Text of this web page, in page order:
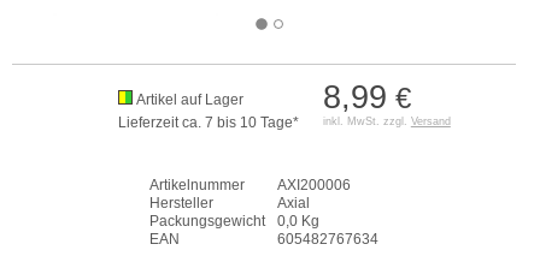
8,99 €
inkl. MwSt. zzgl. Versand
Artikel auf Lager
Lieferzeit ca. 7 bis 10 Tage*
Artikelnummer
AXI200006
Hersteller
Axial
Packungsgewicht
0,0 Kg
EAN
605482767634